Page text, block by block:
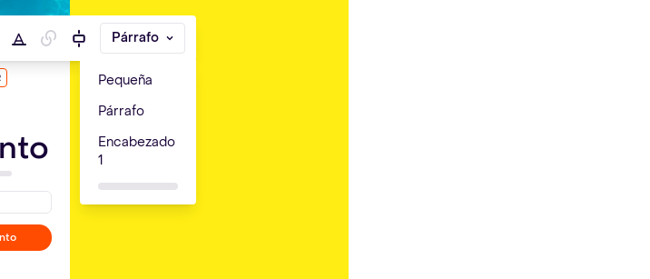
Párrafo
Pequeña
Párrafo
Encabezado
1